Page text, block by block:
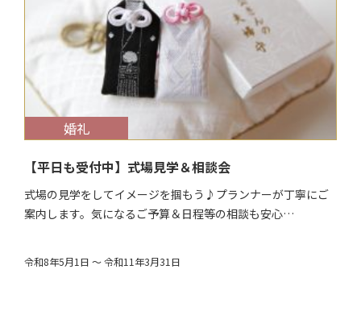
$target_date
婚礼
【平日も受付中】式場見学＆相談会
式場の見学をしてイメージを掴もう♪プランナーが丁寧にご
案内します。気になるご予算＆日程等の相談も安心…
令和8年5月1日 ～ 令和11年3月31日